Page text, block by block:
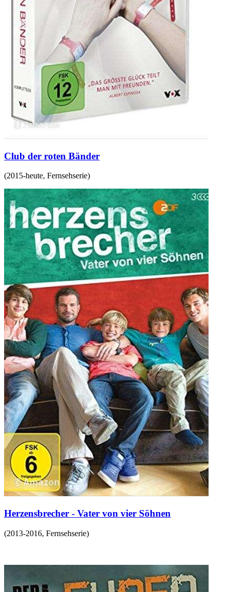
Club der roten Bänder
(2015-heute, Fernsehserie)
Herzensbrecher - Vater von vier Söhnen
(2013-2016, Fernsehserie)